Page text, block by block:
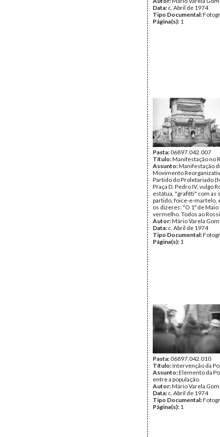
Data: c. Abril de 1974
Tipo Documental:
Página(s): 1
Pasta:06897.042.007
Título:Manifestação no
Assunto:Manifestação
Movimento
Partido do Proletariado
Praça D. Pedro IV, vulgo
estátua, "grafitti" com as
partido, foice-e-martelo,
os dizeres: "O 1º de Maio
vermelho. Todos ao
Autor:Mário Varela
Data: c. Abril de 1974
Tipo Documental:
Página(s): 1
Pasta:06897.042.010
Título:Intervenção da
Assunto:Elemento da
entre a população.
Autor:Mário Varela
Data: c. Abril de 1974
Tipo Documental:
Página(s): 1